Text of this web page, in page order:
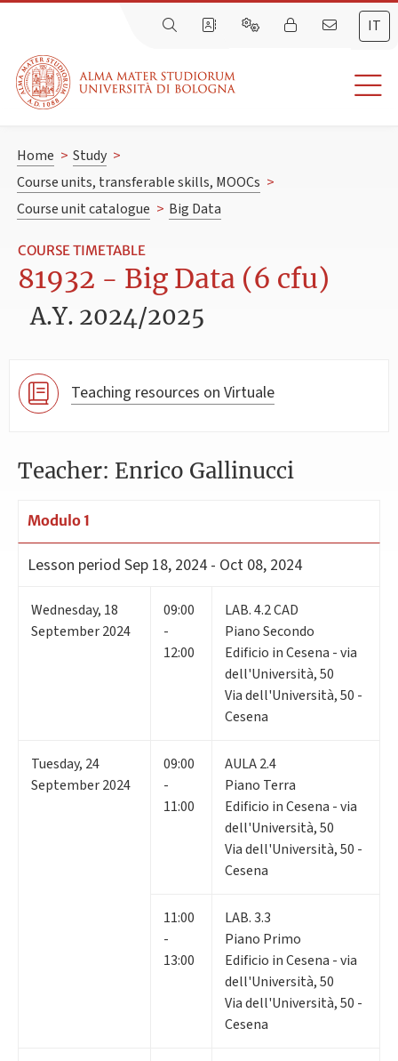
IT
Home > Study >
Course units, transferable skills, MOOCs >
Course unit catalogue > Big Data
COURSE TIMETABLE
81932 - Big Data (6 cfu)
A.Y. 2024/2025
Teaching resources on Virtuale
Teacher: Enrico Gallinucci
Modulo 1
Lesson period Sep 18, 2024 - Oct 08, 2024
Wednesday, 18
September 2024
09:00
-
12:00
LAB. 4.2 CAD
Piano Secondo
Edificio in Cesena - via
dell'Università, 50
Via dell'Università, 50 -
Cesena
Tuesday, 24
September 2024
09:00
-
11:00
AULA 2.4
Piano Terra
Edificio in Cesena - via
dell'Università, 50
Via dell'Università, 50 -
Cesena
11:00
-
13:00
LAB. 3.3
Piano Primo
Edificio in Cesena - via
dell'Università, 50
Via dell'Università, 50 -
Cesena